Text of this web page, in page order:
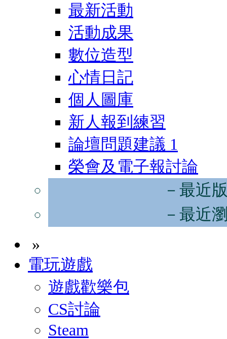
最新活動
活動成果
數位造型
心情日記
個人圖庫
新人報到練習
論壇問題建議 1
榮會及電子報討論
－最近
－最近
»
電玩遊戲
遊戲歡樂包
CS討論
Steam